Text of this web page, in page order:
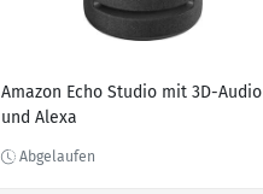
Amazon Echo Studio mit 3D-Audio
und Alexa